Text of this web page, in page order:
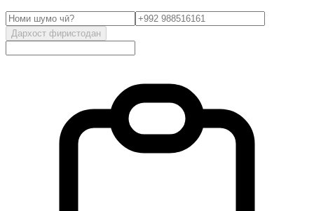
Дархост фиристодан